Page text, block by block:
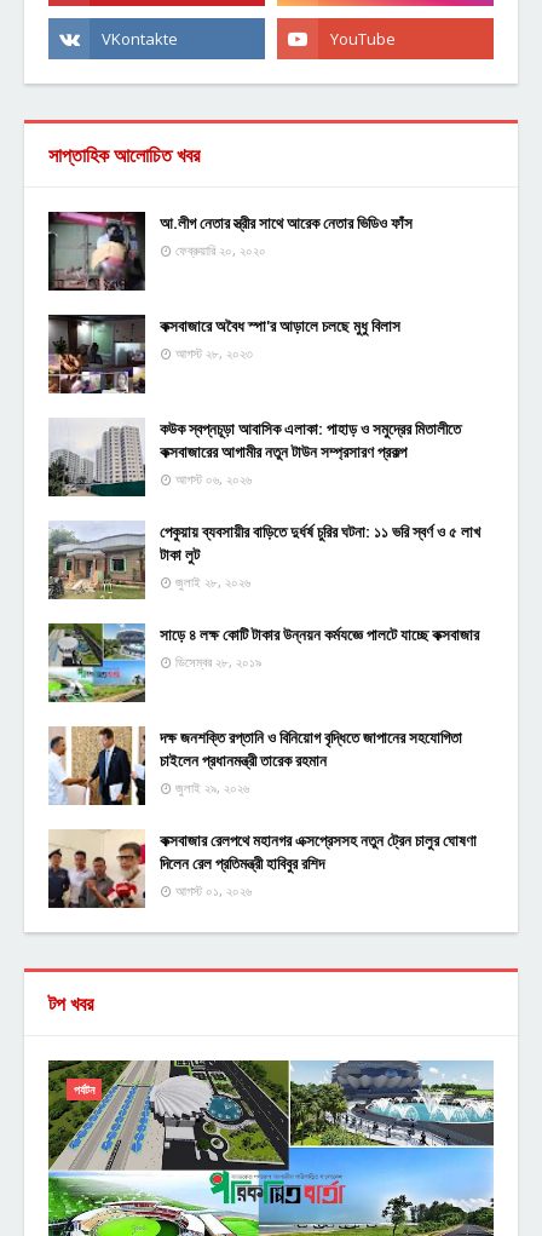
সাপ্তাহিক আলোচিত খবর
আ.লীগ নেতার স্ত্রীর সাথে আরেক নেতার ভিডিও ফাঁস
ফেব্রুয়ারি ২০, ২০২০
কক্সবাজারে অবৈধ স্পা'র আড়ালে চলছে মুধু বিলাস
আগস্ট ২৮, ২০২৩
কউক স্বপ্নচূড়া আবাসিক এলাকা: পাহাড় ও সমুদ্রের মিতালীতে
কক্সবাজারের আগামীর নতুন টাউন সম্প্রসারণ প্রকল্প
আগস্ট ০৬, ২০২৬
পেকুয়ায় ব্যবসায়ীর বাড়িতে দুর্ধর্ষ চুরির ঘটনা: ১১ ভরি স্বর্ণ ও ৫ লাখ
টাকা লুট
জুলাই ২৮, ২০২৬
সাড়ে ৪ লক্ষ কোটি টাকার উন্নয়ন কর্মযজ্ঞে পালটে যাচ্ছে কক্সবাজার
ডিসেম্বর ২৮, ২০১৯
দক্ষ জনশক্তি রপ্তানি ও বিনিয়োগ বৃদ্ধিতে জাপানের সহযোগিতা
চাইলেন প্রধানমন্ত্রী তারেক রহমান
জুলাই ২৯, ২০২৬
কক্সবাজার রেলপথে মহানগর এক্সপ্রেসসহ নতুন ট্রেন চালুর ঘোষণা
দিলেন রেল প্রতিমন্ত্রী হাবিবুর রশিদ
আগস্ট ০১, ২০২৬
টপ খবর
পর্যটন